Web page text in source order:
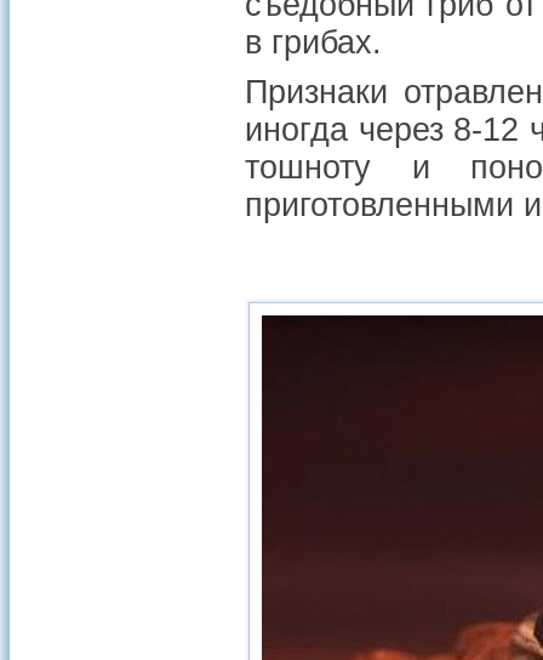
в грибах.
Признаки
иногда через 8-12
тошноту и
приготовленными